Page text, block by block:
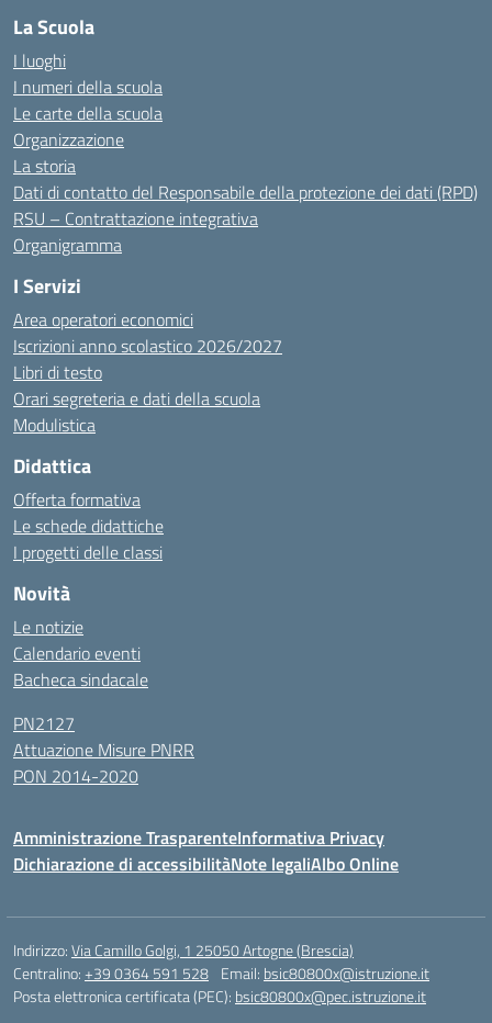
La Scuola
I luoghi
I numeri della scuola
Le carte della scuola
Organizzazione
La storia
Dati di contatto del Responsabile della protezione dei dati (RPD)
RSU – Contrattazione integrativa
Organigramma
I Servizi
Area operatori economici
Iscrizioni anno scolastico 2026/2027
Libri di testo
Orari segreteria e dati della scuola
Modulistica
Didattica
Offerta formativa
Le schede didattiche
I progetti delle classi
Novità
Le notizie
Calendario eventi
Bacheca sindacale
PN2127
Attuazione Misure PNRR
PON 2014-2020
Amministrazione TrasparenteInformativa Privacy
Dichiarazione di accessibilitàNote legaliAlbo Online
Indirizzo:Via Camillo Golgi, 1 25050 Artogne (Brescia)
Centralino:+39 0364 591 528 Email: bsic80800x@istruzione.it
Posta elettronica certificata (PEC): bsic80800x@pec.istruzione.it